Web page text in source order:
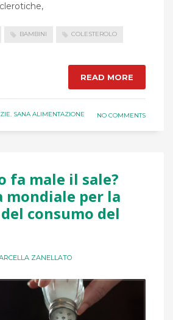
BAMBINI COLESTEROLO
READ MORE
, SANA ALIMENTAZIONE NO COMMENTS
fa male il sale?
mondiale per la
consumo del
ZANELLATO